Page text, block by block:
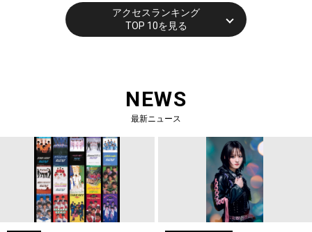
アクセスランキング
TOP 10を見る
NEWS
最新ニュース